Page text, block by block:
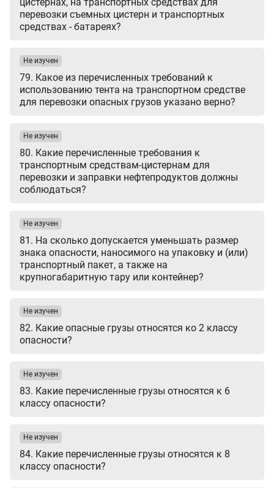
перевозки съемных цистерн и транспортных
средствах - батареях?
79. Какое из перечисленных требований к
использованию тента на транспортном средстве
для перевозки опасных грузов указано верно?
Не изучен
80. Какие перечисленные требования к
транспортным средствам-цистернам для
перевозки и заправки нефтепродуктов должны
соблюдаться?
Не изучен
81. На сколько допускается уменьшать размер
знака опасности, наносимого на упаковку и (или)
транспортный пакет, а также на
крупногабаритную тару или контейнер?
Не изучен
82. Какие опасные грузы относятся ко 2 классу
опасности?
Не изучен
83. Какие перечисленные грузы относятся к 6
классу опасности?
Не изучен
84. Какие перечисленные грузы относятся к 8
классу опасности?
Не изучен